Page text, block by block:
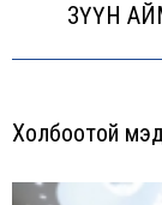
ЗҮҮН
Холбоотой